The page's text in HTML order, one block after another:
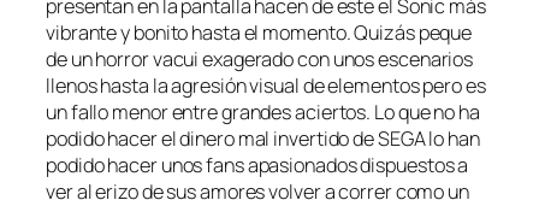
pre­sen­tan en la pan­ta­lla ha­cen de es­te el Sonic más
vi­bran­te y bo­ni­to has­ta el mo­men­to. Quizás pe­que
de un ho­rror va­cui exa­ge­ra­do con unos es­ce­na­rios
lle­nos has­ta la agre­sión vi­sual de ele­men­tos pe­ro es
un fa­llo me­nor en­tre gran­des acier­tos. Lo que no ha
po­di­do ha­cer el di­ne­ro mal in­ver­ti­do de SEGA lo han
po­di­do ha­cer unos fans apa­sio­na­dos dis­pues­tos a
ver al eri­zo de sus amo­res vol­ver a co­rrer co­mo un